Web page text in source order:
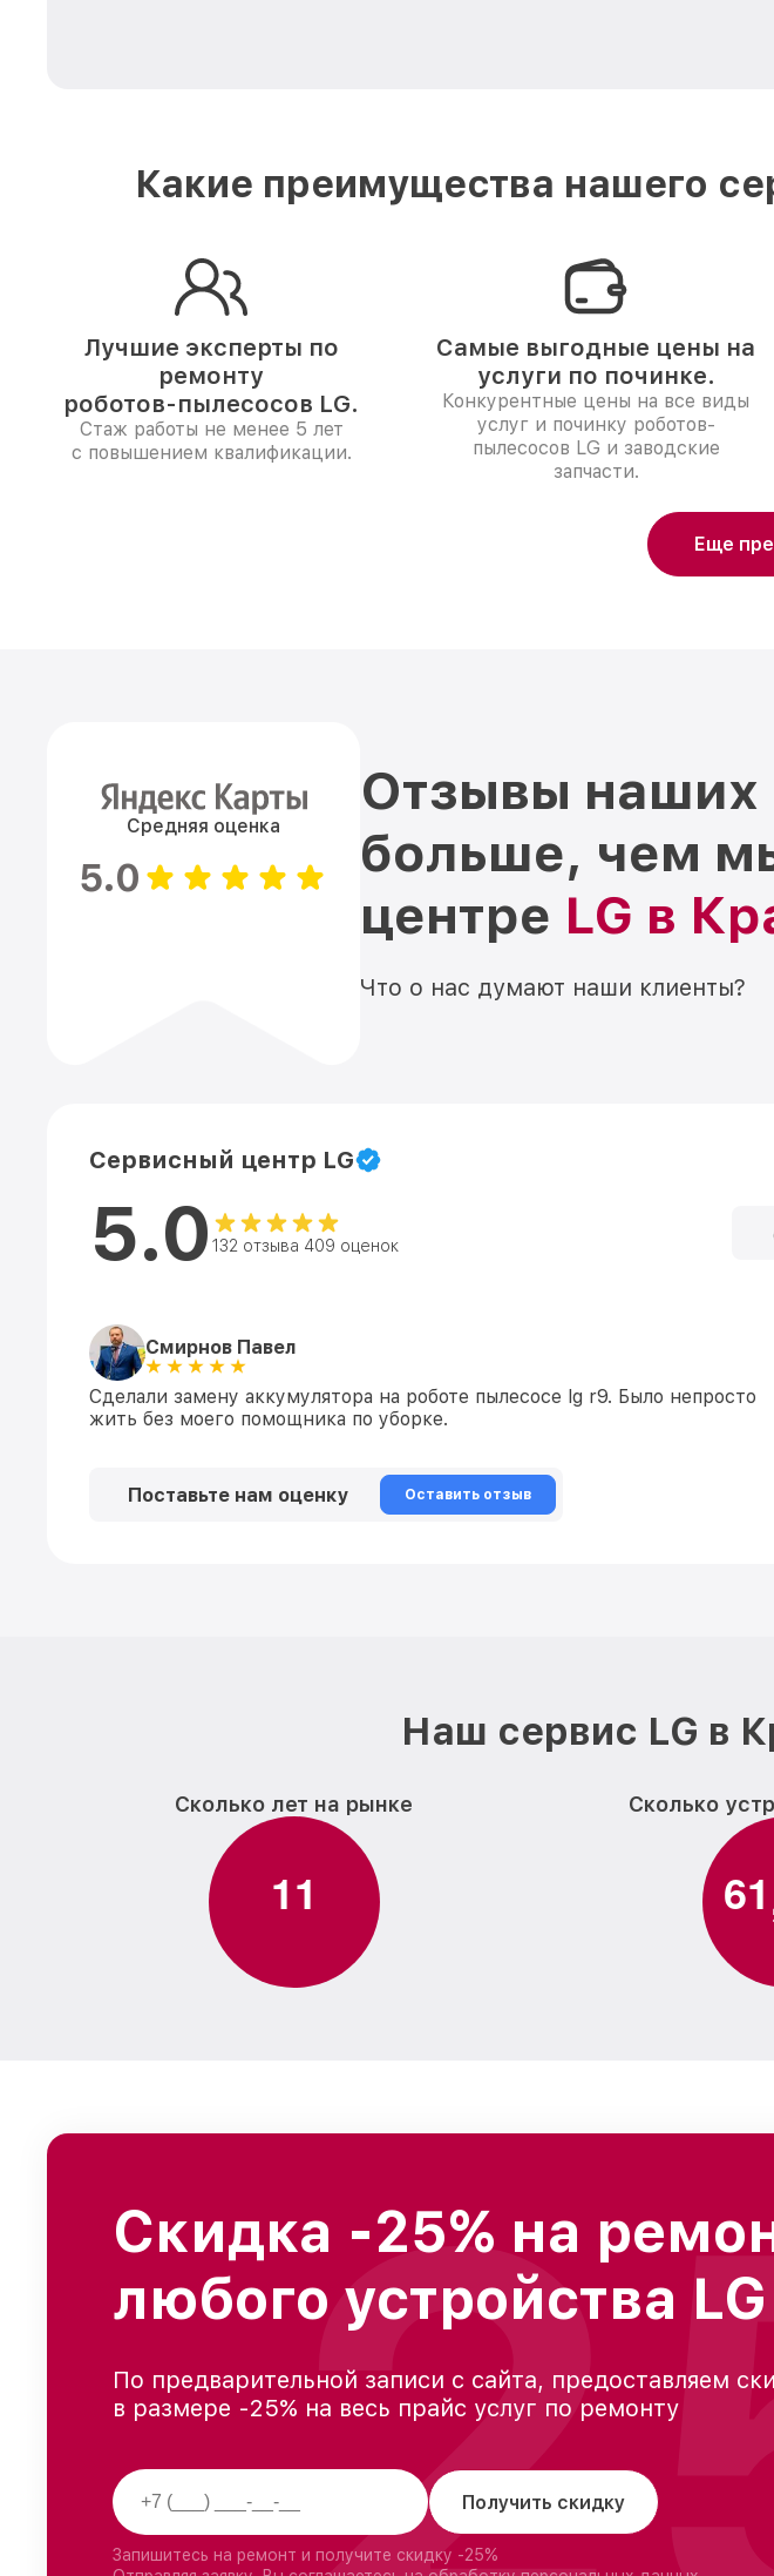
Какие преимущества нашего
Лучшие эксперты по
ремонту
роботов-пылесосов LG.
Стаж работы не менее 5 лет
с повышением квалификации.
Самые выгодные цены на
услуги по починке.
Конкурентные цены на все виды
услуг и починку роботов-
пылесосов LG и заводские
запчасти.
Еще
Средняя оценка
5.0
Отзывы наших
больше, чем
центре LG в
Что о нас думают наши клиенты?
Сервисный центр LG
5.0 132 отзыва 409 оценок
Смирнов Павел
Сделали замену аккумулятора на роботе пылесосе lg r9. Было непросто
жить без моего помощника по уборке.
Поставьте нам оценку Оставить отзыв
Наш сервис LG в
Сколько лет на рынке
11
Сколько
61
Скидка -25% на
любого устройства LG
По предварительной записи с сайта, предоставляем
в размере -25% на весь прайс услуг по ремонту
Получить скидку
Запишитесь на ремонт и получите скидку -25%